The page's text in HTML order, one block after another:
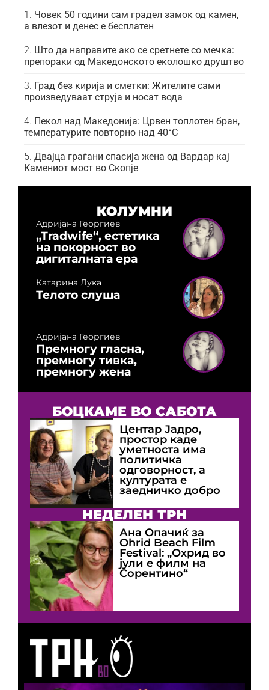
Човек 50 години сам градел замок од камен,
а влезот и денес е бесплатен
Што да направите ако се сретнете со мечка:
препораки од Македонското еколошко друштво
Град без кирија и сметки: Жителите сами
произведуваат струја и носат вода
Пекол над Македонија: Црвен топлотен бран,
температурите повторно над 40°C
Двајца граѓани спасија жена од Вардар кај
Камениот мост во Скопје
КОЛУМНИ
Адријана Георгиев
„Tradwife“, естетика
на покорност во
дигиталната ера
Катарина Лука
Телото слуша
Адријана Георгиев
Премногу гласна,
премногу тивка,
премногу жена
БОЦКАМЕ ВО САБОТА
Центар Јадро,
простор каде
уметноста има
политичка
одговорност, а
културата е
заедничко добро
НЕДЕЛЕН ТРН
Ана Опачиќ за
Оhrid Beach Film
Festival: „Охрид во
јули е филм на
Сорентино“